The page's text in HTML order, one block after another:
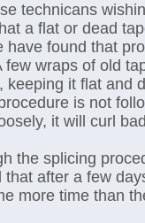
technicans
a flat or dead
have found that
few wraps of old
keeping it flat and
is not
it will curl
the splicing
that after a few
more time than